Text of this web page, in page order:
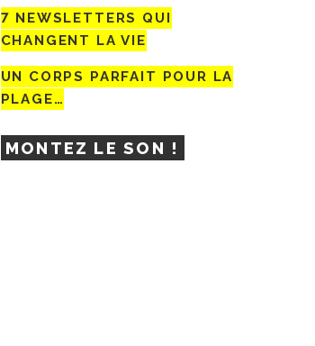
7 NEWSLETTERS QUI
CHANGENT LA VIE
UN CORPS PARFAIT POUR LA
PLAGE…
MONTEZ LE SON !